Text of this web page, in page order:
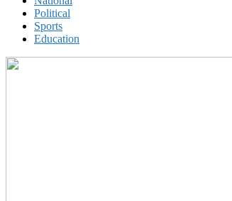
Political
Sports
Education